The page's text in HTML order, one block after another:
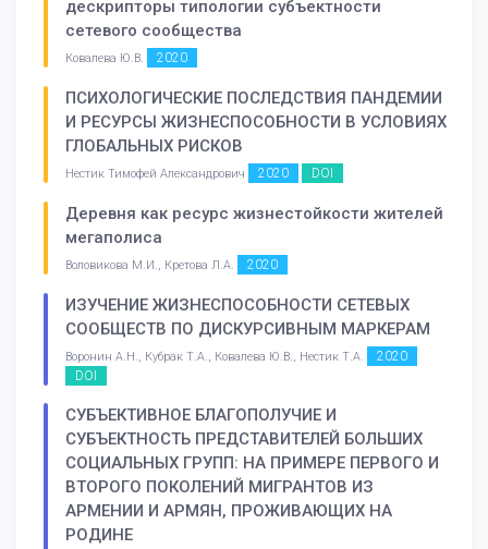
дескрипторы типологии субъектности
сетевого сообщества
Ковалева Ю.В. 2020
ПСИХОЛОГИЧЕСКИЕ ПОСЛЕДСТВИЯ ПАНДЕМИИ
И РЕСУРСЫ ЖИЗНЕСПОСОБНОСТИ В УСЛОВИЯХ
ГЛОБАЛЬНЫХ РИСКОВ
Нестик Тимофей Александрович 2020 DOI
Деревня как ресурс жизнестойкости жителей
мегаполиса
Воловикова М.И., Кретова Л.А. 2020
ИЗУЧЕНИЕ ЖИЗНЕСПОСОБНОСТИ СЕТЕВЫХ
СООБЩЕСТВ ПО ДИСКУРСИВНЫМ МАРКЕРАМ
Воронин А.Н., Кубрак Т.А., Ковалева Ю.В., Нестик Т.А.
2020
DOI
СУБЪЕКТИВНОЕ БЛАГОПОЛУЧИЕ И
СУБЪЕКТНОСТЬ ПРЕДСТАВИТЕЛЕЙ БОЛЬШИХ
СОЦИАЛЬНЫХ ГРУПП: НА ПРИМЕРЕ ПЕРВОГО И
ВТОРОГО ПОКОЛЕНИЙ МИГРАНТОВ ИЗ
АРМЕНИИ И АРМЯН, ПРОЖИВАЮЩИХ НА
РОДИНЕ